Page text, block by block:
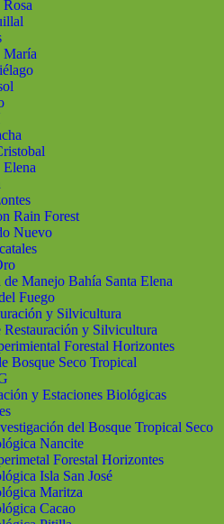
Rosa
María
Elena
Rain Forest
Nuevo
Manejo Bahía Santa Elena
Fuego
y Silvicultura
Restauración y Silvicultura
Forestal Horizontes
Bosque Seco Tropical
y Estaciones Biológicas
del Bosque Tropical Seco
Nancite
Forestal Horizontes
Isla San José
Maritza
Cacao